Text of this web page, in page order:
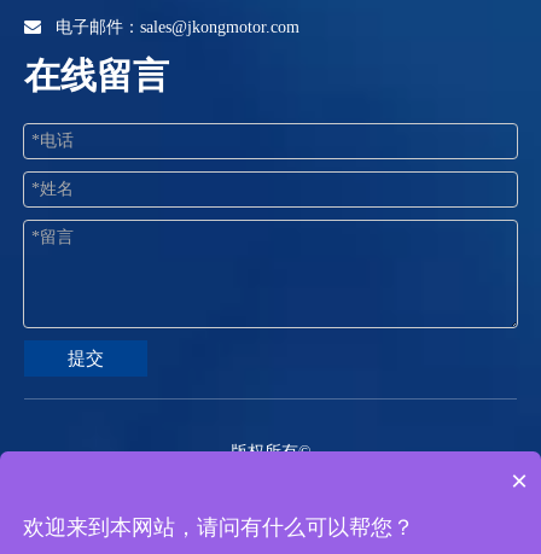
 电子邮件： sales@jkongmotor.com
在线留言
提交
版权所有©
2024110247号-1
×
欢迎来到本网站，请问有什么可以帮您？